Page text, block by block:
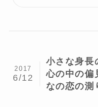
小さな身長
心の中の偏
なの恋の測
2017
6/12